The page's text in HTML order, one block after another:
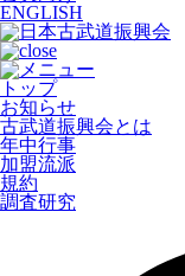
ENGLISH
トップ
お知らせ
古武道振興会とは
年中行事
加盟流派
規約
調査研究